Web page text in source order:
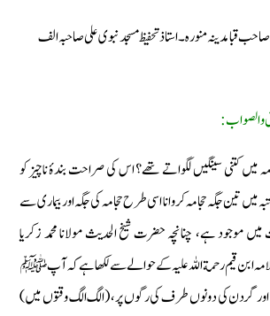
صاحب قبا مدینہ منورہ۔ استاذ تحفیظ مسجد نبوی علی صاحبہ الف
والصواب:
کتنی سینگیں لگواتے تھے؟ اس کی صراحت بندۂ ناچیز کو
میں تین جگہ حجامہ کروانا اسی طرح حجامہ کی جگہ اور بیماری سے
موجود ہے، چنانچہ حضرت شیخ الحدیث مولانا محمد زکریا
ابن قیم رحمة اللہ علیہ کے حوالے سے لکھا ہے کہ آپ ﷺ
گردن کی دونوں طرف کی رگوں پر، (الگ الگ وقتوں میں)